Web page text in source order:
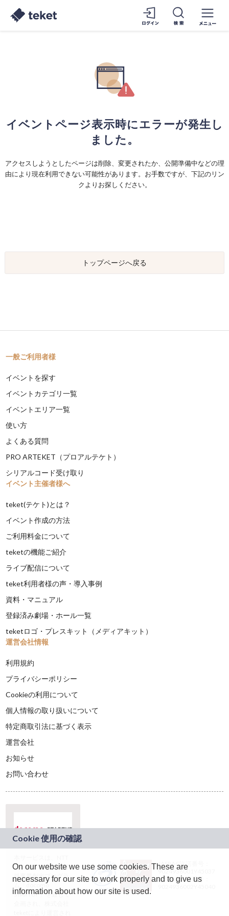
イベントページ表示時にエラーが発生し
ました。
アクセスしようとしたページは削除、変更されたか、公開準備中などの理
由により現在利用できない可能性があります。お手数ですが、下記のリン
クよりお探しください。
トップページへ戻る
一般ご利用者様
イベントを探す
イベントカテゴリ一覧
イベントエリア一覧
使い方
よくある質問
PRO ARTEKET（プロアルテケト）
シリアルコード受け取り
イベント主催者様へ
teket(テケト)とは？
イベント作成の方法
ご利用料金について
teketの機能ご紹介
ライブ配信について
teket利用者様の声・導入事例
資料・マニュアル
登録済み劇場・ホール一覧
teketロゴ・プレスキット（メディアキット）
運営会社情報
利用規約
プライバシーポリシー
Cookieの利用について
個人情報の取り扱いについて
特定商取引法に基づく表示
運営会社
お知らせ
お問い合わせ
ドコモグループの新
規事業創出プログラ
ム「docomo
STARTUP」を通じて
JASRAC許諾番号：
9024936001Y45037
JASRAC許諾番号：
On our website we use some cookies. These are
necessary for our site to work properly and to give us
information about how our site is used.